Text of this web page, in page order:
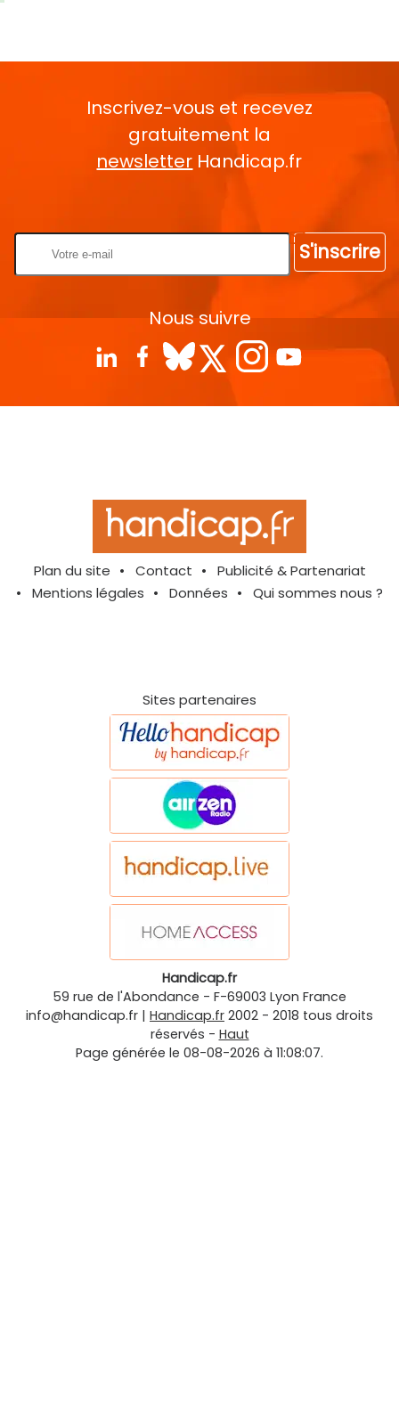
Inscrivez-vous et recevez
gratuitement la
newsletter Handicap.fr
S'inscrire
Nous suivre
Plan du site Contact
Publicité & Partenariat
Mentions légales
Données Qui sommes nous ?
Sites partenaires
Handicap.fr
59 rue de l'Abondance - F-69003 Lyon France
info@handicap.fr | Handicap.fr 2002 - 2018 tous droits
réservés - Haut
Page générée le 08-08-2026 à 11:08:07.